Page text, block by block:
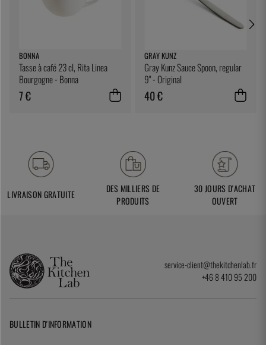
BONNA
Tasse à café 23 cl, Rita Linea
Bourgogne - Bonna
7 €
GRAY KUNZ
Gray Kunz Sauce Spoon, regular
9" - Original
40 €
LIVRAISON GRATUITE
DES MILLIERS DE
PRODUITS
30 JOURS D'ACHAT
OUVERT
service-client@thekitchenlab.fr
+46 8 410 95 200
BULLETIN D'INFORMATION